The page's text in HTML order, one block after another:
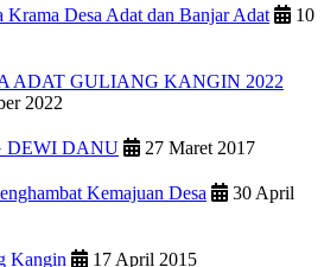
Krama Desa Adat dan Banjar Adat
10
ADAT GULIANG KANGIN 2022
2022
DEWI DANU 27 Maret 2017
Kemajuan Desa
30 April
Kangin 17 April 2015